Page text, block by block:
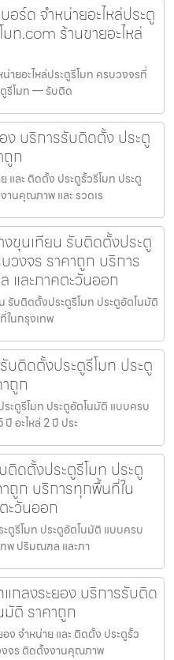
ร์ด จำหน่ายอะไหล่ประตู
ท.com ร้านขายอะไหล่
ายอะไหล่ประตูรีโมท ครบวงจรที่
ตูรีโมท — รับติด
ง บริการรับติดตั้ง ประตู
ถูก
และ ติดตั้ง ประตูรั้วรีโมท ประตู
นคุณภาพ และ รวดเร
งขุนเทียน รับติดตั้งประตู
วงจร ราคาถูก บริการ
และภาคตะวันออก
รับติดตั้งประตูรีโมท ประตูอัตโนมัติ
ในกรุงเทพ
บติดตั้งประตูรีโมท ประตู
ถูก
ะตูรีโมท ประตูอัตโนมัติ แบบครบ
อะไหล่ 2 ปี ประ
ติดตั้งประตูรีโมท ประตู
ถูก บริการทุกพื้นที่ใน
ะวันออก
ตูรีโมท ประตูอัตโนมัติ แบบครบ
พ ปริมณฑล และภา
กลงระยอง บริการรับติด
มัติ ราคาถูก
ง จำหน่าย และ ติดตั้ง ประตูรั้ว
งจร ติดตั้งงานคุณภาพ